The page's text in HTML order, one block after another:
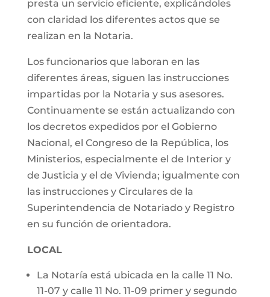
presta un servicio eficiente, explicándoles
con claridad los diferentes actos que se
realizan en la Notaria.
Los funcionarios que laboran en las
diferentes áreas, siguen las instrucciones
impartidas por la Notaria y sus asesores.
Continuamente se están actualizando con
los decretos expedidos por el Gobierno
Nacional, el Congreso de la República, los
Ministerios, especialmente el de Interior y
de Justicia y el de Vivienda; igualmente con
las instrucciones y Circulares de la
Superintendencia de Notariado y Registro
en su función de orientadora.
LOCAL
La Notaría está ubicada en la calle 11 No.
11-07 y calle 11 No. 11-09 primer y segundo